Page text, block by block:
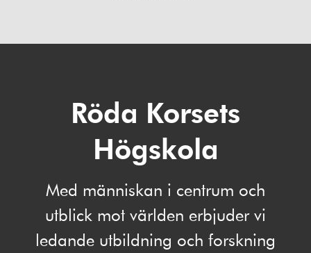
Röda Korsets
Högskola
Med människan i centrum och
utblick mot världen erbjuder vi
ledande utbildning och forskning